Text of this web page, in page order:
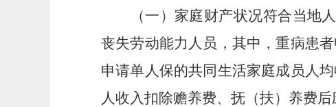
（一）家庭财产状况符合当地
丧失劳动能力人员，其中，重病患
申请单人保的共同生活家庭成员人
人收入扣除赡养费、抚（扶）养费